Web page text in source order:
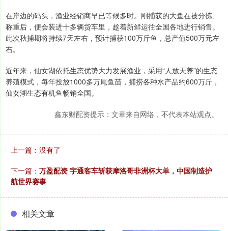
在岸边的码头，渔业经销商早已等候多时。刚捕获的大鱼在被分拣、
称重后，便会装进十多辆货车里，趁着新鲜运往全国各地进行销售。
此次秋捕期将持续7天左右，预计捕获100万斤鱼，总产值500万元左
右。
近年来，仙女湖依托生态优势大力发展渔业，采用“人放天养”的生态
养殖模式，每年投放1000多万尾鱼苗，捕捞各种水产品约600万斤，
仙女湖生态有机鱼畅销全国。
鑫东财配资提示：文章来自网络，不代表本站观点。
上一篇：没有了
下一篇： 万盈配资 宇通客车斩获摩洛哥非洲杯大单，中国制造护
航世界赛事
相关文章